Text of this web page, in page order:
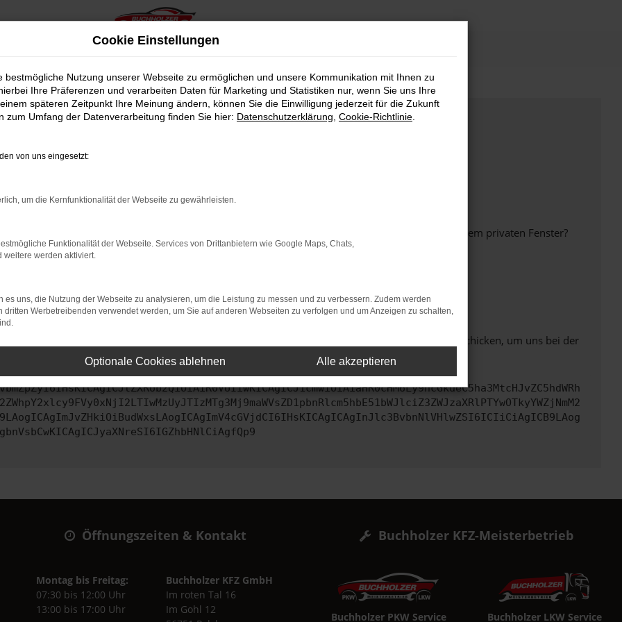
bestimmter Seiten verhindern. Funktioniert die Seite in einem anderen Browser oder in einem privaten Fenster?
beheben.
auf dem neuesten Stand sind.
kann auch dazu führen, dass bestimmte Funktionen nicht mehr unterstützt werden.
uns bitte. Wir werden versuchen, das Problem zu beheben. Du kannst uns diesen Text schicken, um uns bei der
Öffnungszeiten & Kontakt
Montag bis Freitag:
07:30 bis 12:00 Uhr
13:00 bis 17:00 Uhr
Buchholzer KFZ GmbH
Im roten Tal 16
Im Gohl 12
Buchholzer KFZ-Meisterbetrieb
Buchholzer PKW Service Buchholzer LKW Service
Cookie Einstellungen
bestmögliche Nutzung unserer Webseite zu ermöglichen und unsere Kommunikation mit Ihnen zu
Ihre Präferenzen und verarbeiten Daten für Marketing und Statistiken nur, wenn Sie uns Ihre
späteren Zeitpunkt Ihre Meinung ändern, können Sie die Einwilligung jederzeit für die Zukunft
zum Umfang der Datenverarbeitung finden Sie hier: Datenschutzerklärung Cookie-Richtlinie
von uns eingesetzt:
um die Kernfunktionalität der Webseite zu gewährleisten.
Funktionalität der Webseite. Services von Drittanbietern wie Google Maps, Chats,
weitere werden aktiviert.
es uns, die Nutzung der Webseite zu analysieren, um die Leistung zu messen und zu verbessern. Zudem werden
dritten Werbetreibenden verwendet werden, um Sie auf anderen Webseiten zu verfolgen und um Anzeigen zu schalten,
Optionale Cookies ablehnen Alle akzeptieren